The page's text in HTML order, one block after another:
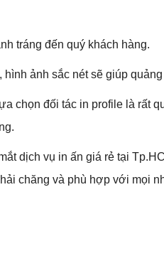
tráng đến quý khách hàng.
ảnh sắc nét sẽ giúp
chọn đối tác in profile là
dịch vụ in ấn giá rẻ tại
chăng và phù hợp với mọi